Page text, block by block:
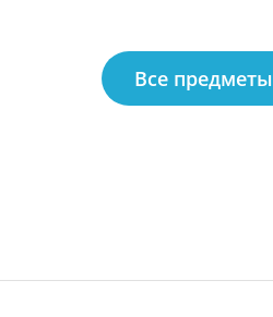
Все предметы